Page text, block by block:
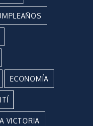
ECONOMÍA
VICTORIA